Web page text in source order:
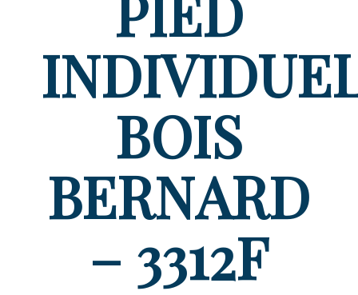
BOIS
BERNARD
– 3312F